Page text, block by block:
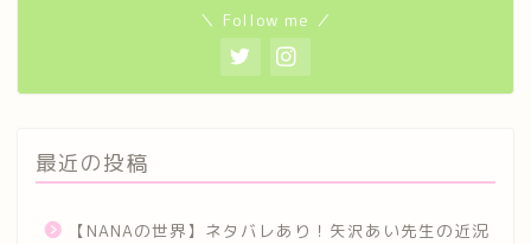
＼ Follow me ／
最近の投稿
【NANAの世界】ネタバレあり！矢沢あい先生の近況